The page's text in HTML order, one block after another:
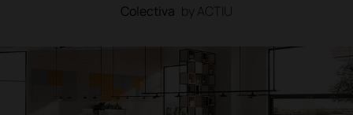
Colectiva by ACTIU